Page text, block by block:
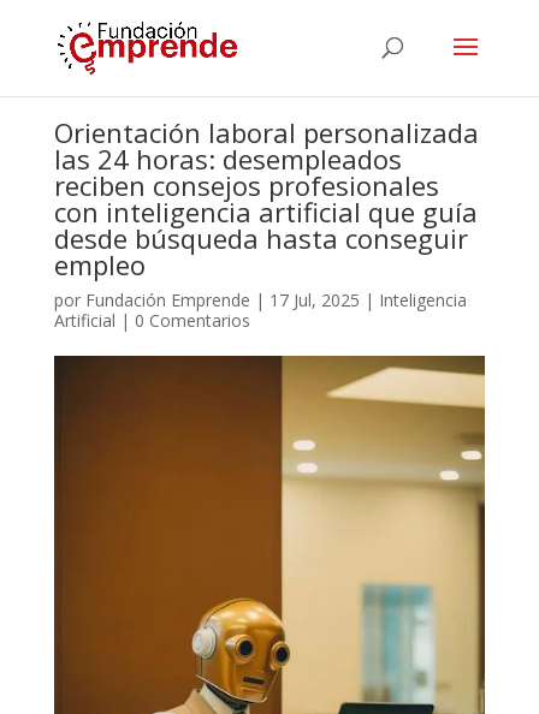
Orientación laboral personalizada
las 24 horas: desempleados
reciben consejos profesionales
con inteligencia artificial que guía
desde búsqueda hasta conseguir
empleo
por Fundación Emprende | 17 Jul, 2025 | Inteligencia
Artificial | 0 Comentarios